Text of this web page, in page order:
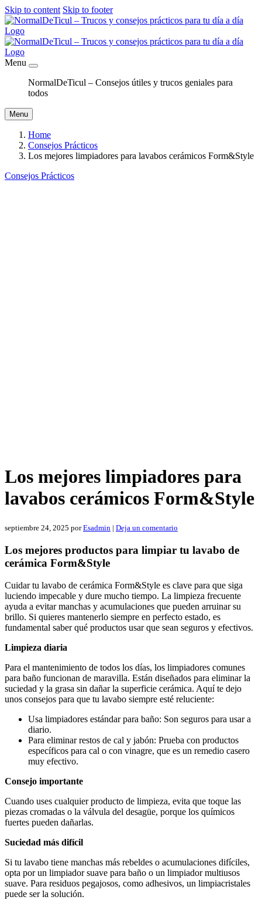
Skip to content Skip to footer
Menu
NormalDeTicul – Consejos útiles y trucos geniales para
todos
Menu
Home
Consejos Prácticos
Los mejores limpiadores para lavabos cerámicos Form&Style
Consejos Prácticos
Los mejores limpiadores para
lavabos cerámicos Form&Style
septiembre 24, 2025 porEsadmin | Deja un comentario
Los mejores productos para limpiar tu lavabo de
cerámica Form&Style
Cuidar tu lavabo de cerámica Form&Style es clave para que siga
luciendo impecable y dure mucho tiempo. La limpieza frecuente
ayuda a evitar manchas y acumulaciones que pueden arruinar su
brillo. Si quieres mantenerlo siempre en perfecto estado, es
fundamental saber qué productos usar que sean seguros y efectivos.
Limpieza diaria
Para el mantenimiento de todos los días, los limpiadores comunes
para baño funcionan de maravilla. Están diseñados para eliminar la
suciedad y la grasa sin dañar la superficie cerámica. Aquí te dejo
unos consejos para que tu lavabo siempre esté reluciente:
Usa limpiadores estándar para baño: Son seguros para usar a
diario.
Para eliminar restos de cal y jabón: Prueba con productos
específicos para cal o con vinagre, que es un remedio casero
muy efectivo.
Consejo importante
Cuando uses cualquier producto de limpieza, evita que toque las
piezas cromadas o la válvula del desagüe, porque los químicos
fuertes pueden dañarlas.
Suciedad más difícil
Si tu lavabo tiene manchas más rebeldes o acumulaciones difíciles,
opta por un limpiador suave para baño o un limpiador multiusos
suave. Para residuos pegajosos, como adhesivos, un limpiacristales
puede ser la solución.